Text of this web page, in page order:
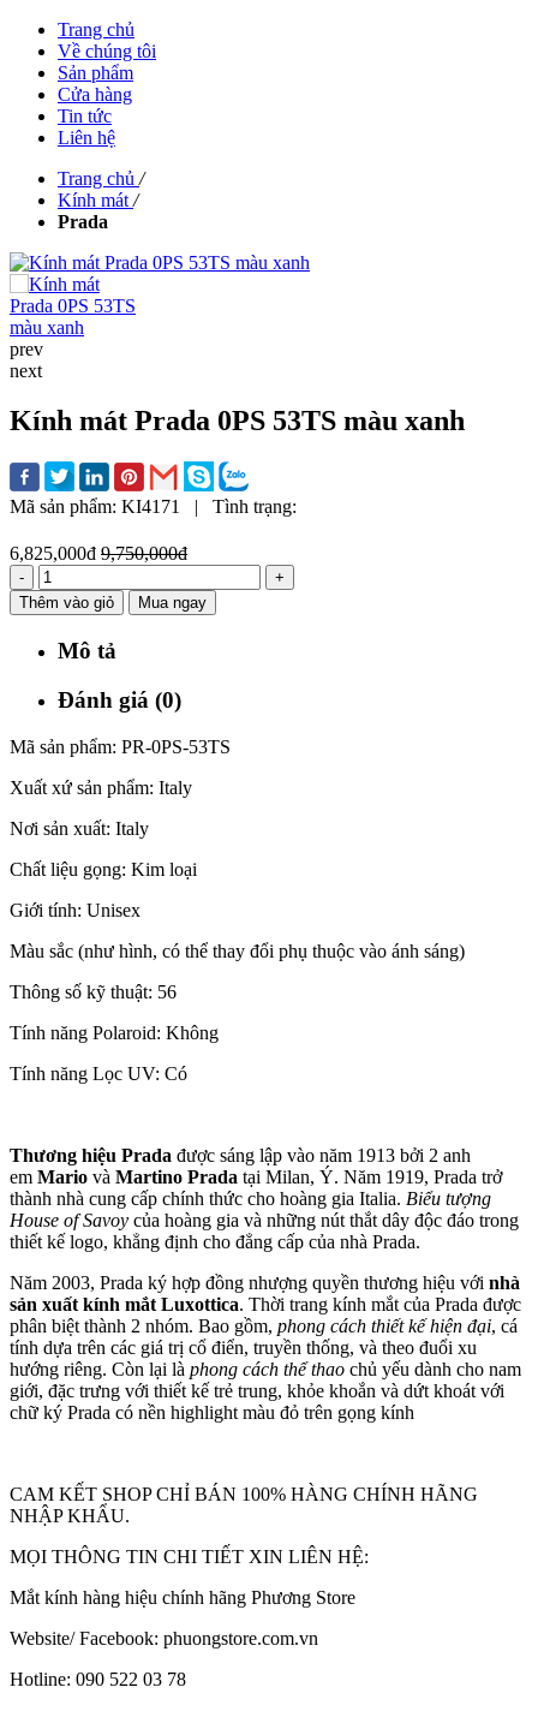
Trang chủ
Về chúng tôi
Sản phẩm
Cửa hàng
Tin tức
Liên hệ
Trang chủ /
Kính mát /
Prada
prev
next
Kính mát Prada 0PS 53TS màu xanh
Mã sản phẩm: KI4171 | Tình trạng:
6,825,000đ 9,750,000đ
-
+
Thêm vào giỏ
Mua ngay
Mô tả
Đánh giá (0)
Mã sản phẩm: PR-0PS-53TS
Xuất xứ sản phẩm: Italy
Nơi sản xuất: Italy
Chất liệu gọng: Kim loại
Giới tính: Unisex
Màu sắc (như hình, có thể thay đổi phụ thuộc vào ánh sáng)
Thông số kỹ thuật: 56
Tính năng Polaroid: Không
Tính năng Lọc UV: Có
Thương hiệu Prada được sáng lập vào năm 1913 bởi 2 anh
em Mario và Martino Prada tại Milan, Ý. Năm 1919, Prada trở
thành nhà cung cấp chính thức cho hoàng gia Italia. Biểu tượng
House of Savoy của hoàng gia và những nút thắt dây độc đáo trong
thiết kế logo, khẳng định cho đẳng cấp của nhà Prada.
Năm 2003, Prada ký hợp đồng nhượng quyền thương hiệu với nhà
sản xuất kính mắt Luxottica. Thời trang kính mắt của Prada được
phân biệt thành 2 nhóm. Bao gồm, phong cách thiết kế hiện đại, cá
tính dựa trên các giá trị cổ điển, truyền thống, và theo đuổi xu
hướng riêng. Còn lại là phong cách thể thao chủ yếu dành cho nam
giới, đặc trưng với thiết kế trẻ trung, khỏe khoắn và dứt khoát với
chữ ký Prada có nền highlight màu đỏ trên gọng kính
CAM KẾT SHOP CHỈ BÁN 100% HÀNG CHÍNH HÃNG
NHẬP KHẨU.
MỌI THÔNG TIN CHI TIẾT XIN LIÊN HỆ:
Mắt kính hàng hiệu chính hãng Phương Store
Website/ Facebook: phuongstore.com.vn
Hotline: 090 522 03 78